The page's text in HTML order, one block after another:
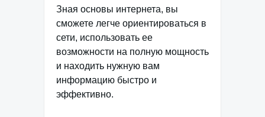
Зная основы интернета, вы
сможете легче ориентироваться в
сети, использовать ее
возможности на полную мощность
и находить нужную вам
информацию быстро и
эффективно.